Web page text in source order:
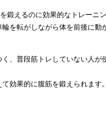
鍛えるのに効果的なトレーニン
を転がしながら体を前後に動
、普段筋トレしていない人が
効果的に腹筋を鍛えられます。